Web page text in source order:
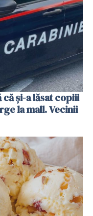
și-a lăsat copiii
la mall. Vecinii